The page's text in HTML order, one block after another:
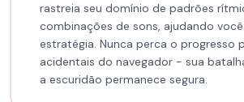
rastreia seu domínio de padrões
combinações de sons, ajudando
estratégia. Nunca perca o progresso
acidentais do navegador - sua
a escuridão permanece segura.